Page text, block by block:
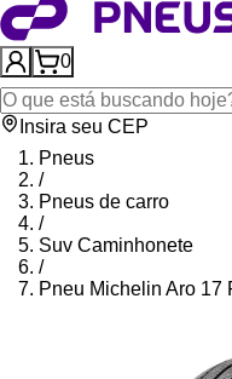
0
Insira seu CEP
Pneus
/
Pneus de carro
/
Suv Caminhonete
/
Pneu Michelin Aro 17